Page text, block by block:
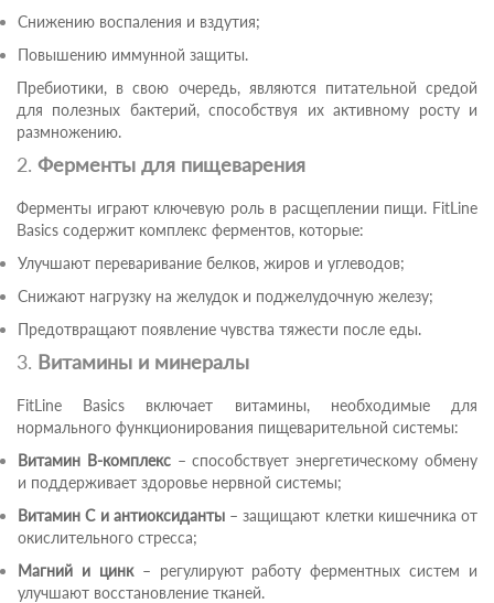
Снижению воспаления и вздутия;
Повышению иммунной защиты.
Пребиотики, в свою очередь, являются питательной средой
для полезных бактерий, способствуя их активному росту и
размножению.
2. Ферменты для пищеварения
Ферменты играют ключевую роль в расщеплении пищи. FitLine
Basics содержит комплекс ферментов, которые:
Улучшают переваривание белков, жиров и углеводов;
Снижают нагрузку на желудок и поджелудочную железу;
Предотвращают появление чувства тяжести после еды.
3. Витамины и минералы
FitLine Basics включает витамины, необходимые для
нормального функционирования пищеварительной системы:
Витамин B-комплекс– способствует энергетическому обмену
и поддерживает здоровье нервной системы;
Витамин C и антиоксиданты– защищают клетки кишечника от
окислительного стресса;
Магний и цинк– регулируют работу ферментных систем и
улучшают восстановление тканей.